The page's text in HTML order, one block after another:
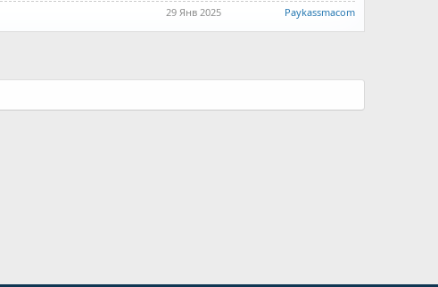
29 Янв 2025 Paykassmacom